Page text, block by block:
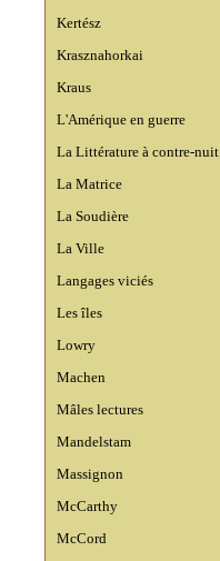
Kertész
Krasznahorkai
Kraus
L'Amérique en guerre
La Littérature à contre-nuit
La Matrice
La Soudière
La Ville
Langages viciés
Les îles
Lowry
Machen
Mâles lectures
Mandelstam
Massignon
McCarthy
McCord